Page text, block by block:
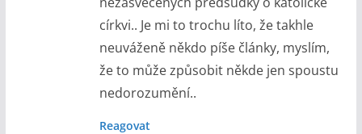
církvi.. Je mi to trochu líto, že takhle
neuváženě někdo píše články, myslím,
že to může způsobit někde jen spoustu
nedorozumění..
Reagovat